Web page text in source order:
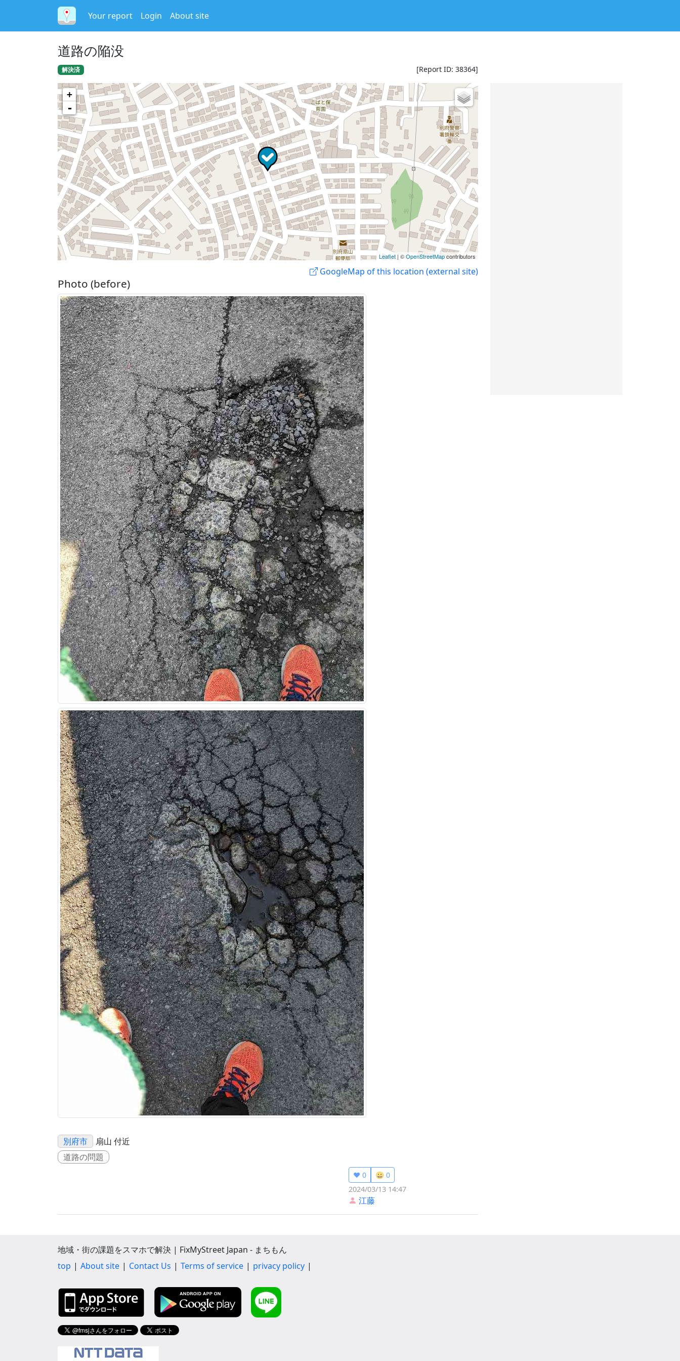
Your report Login About site
道路の陥没
解決済 [Report ID: 38364]
+
-
Leaflet | ©OpenStreetMapcontributors
GoogleMap of this location (external site)
Photo (before)
別府市
扇山 付近
道路の問題
❤️ 0
😀 0
2024/03/13 14:47
江藤
地域・街の課題をスマホで解決 | FixMyStreet Japan - まちもん
top
About site Contact Us Terms of service privacy policy